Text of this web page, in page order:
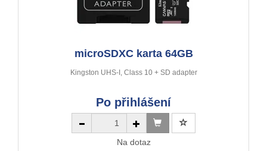
microSDXC karta 64GB
Kingston UHS-I, Class 10 + SD adapter
Po přihlášení
Na dotaz